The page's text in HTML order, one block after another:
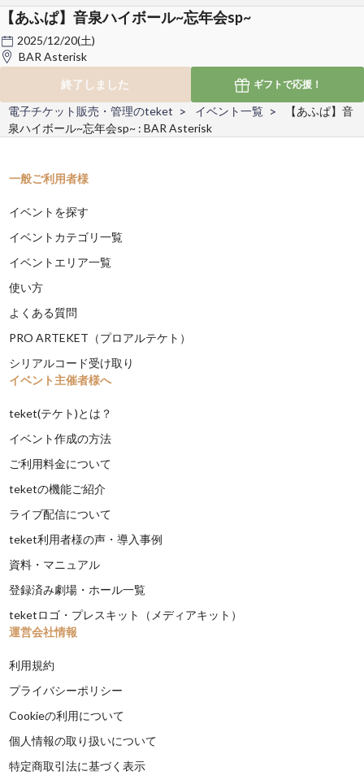
【あふぱ】音泉ハイボール~忘年会sp~
2025/12/20(土)
BAR Asterisk
終了しました
ギフトで応援！
電子チケット販売・管理のteket イベント一覧
【あふぱ】音
泉ハイボール~忘年会sp~ : BAR Asterisk
一般ご利用者様
イベントを探す
イベントカテゴリ一覧
イベントエリア一覧
使い方
よくある質問
PRO ARTEKET（プロアルテケト）
シリアルコード受け取り
イベント主催者様へ
teket(テケト)とは？
イベント作成の方法
ご利用料金について
teketの機能ご紹介
ライブ配信について
teket利用者様の声・導入事例
資料・マニュアル
登録済み劇場・ホール一覧
teketロゴ・プレスキット（メディアキット）
運営会社情報
利用規約
プライバシーポリシー
Cookieの利用について
個人情報の取り扱いについて
特定商取引法に基づく表示